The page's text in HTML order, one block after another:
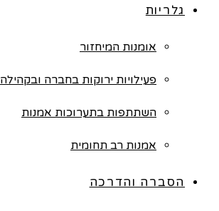
גלריות
אומנות המיחזור
פעילויות ירוקות בחברה ובקהילה
השתתפות בתערוכות אמנות
אמנות רב תחומית
הסברה והדרכה